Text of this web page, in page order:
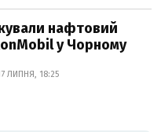
нафтовий
у Чорному
ЛИПНЯ, 18:25